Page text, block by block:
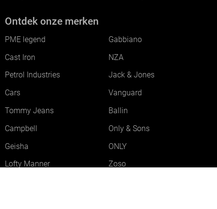
Ontdek onze merken
PME legend
Gabbiano
Cast Iron
NZA
Petrol Industries
Jack & Jones
Cars
Vanguard
Tommy Jeans
Ballin
Campbell
Only & Sons
Geisha
ONLY
Lofty Manner
Zoso